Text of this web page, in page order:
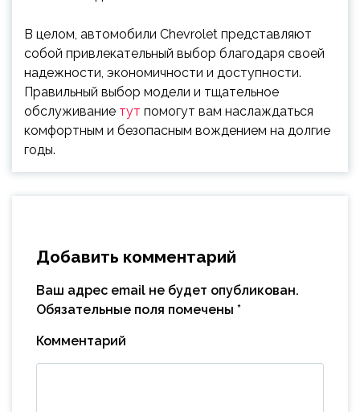
В целом, автомобили Chevrolet представляют
собой привлекательный выбор благодаря своей
надежности, экономичности и доступности.
Правильный выбор модели и тщательное
обслуживание тут помогут вам наслаждаться
комфортным и безопасным вождением на долгие
годы.
Добавить комментарий
Ваш адрес email не будет опубликован.
Обязательные поля помечены *
Комментарий